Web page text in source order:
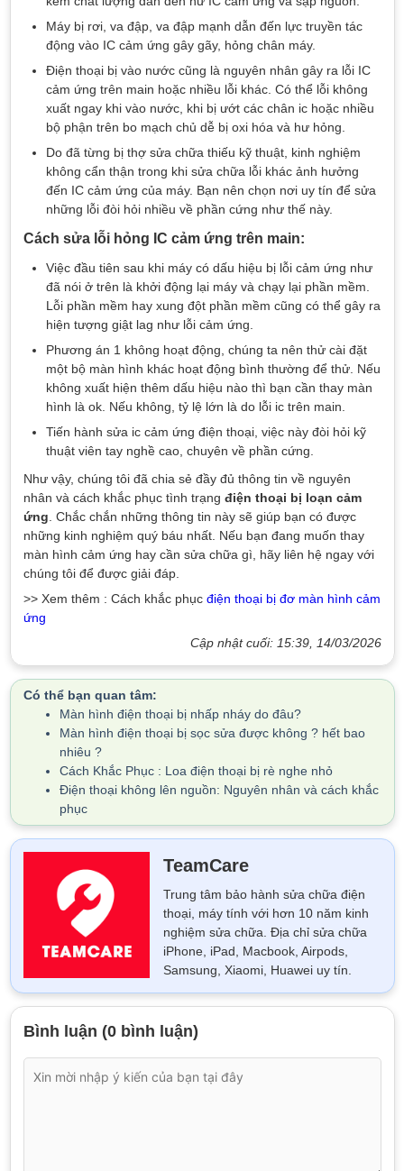
Máy bị rơi, va đập, va đập mạnh dẫn đến lực truyền tác
động vào IC cảm ứng gây gãy, hỏng chân máy.
Điện thoại bị vào nước cũng là nguyên nhân gây ra lỗi IC
cảm ứng trên main hoặc nhiều lỗi khác. Có thể lỗi không
xuất ngay khi vào nước, khi bị ướt các chân ic hoặc nhiều
bộ phận trên bo mạch chủ dễ bị oxi hóa và hư hỏng.
Do đã từng bị thợ sửa chữa thiếu kỹ thuật, kinh nghiệm
không cẩn thận trong khi sửa chữa lỗi khác ảnh hưởng
đến IC cảm ứng của máy. Bạn nên chọn nơi uy tín để sửa
những lỗi đòi hỏi nhiều về phần cứng như thế này.
Cách sửa lỗi hỏng IC cảm ứng trên main:
Việc đầu tiên sau khi máy có dấu hiệu bị lỗi cảm ứng như
đã nói ở trên là khởi động lại máy và chạy lại phần mềm.
Lỗi phần mềm hay xung đột phần mềm cũng có thể gây ra
hiện tượng giật lag như lỗi cảm ứng.
Phương án 1 không hoạt động, chúng ta nên thử cài đặt
một bộ màn hình khác hoạt động bình thường để thử. Nếu
không xuất hiện thêm dấu hiệu nào thì bạn cần thay màn
hình là ok. Nếu không, tỷ lệ lớn là do lỗi ic trên main.
Tiến hành sửa ic cảm ứng điện thoại, việc này đòi hỏi kỹ
thuật viên tay nghề cao, chuyên về phần cứng.
Như vậy, chúng tôi đã chia sẻ đầy đủ thông tin về nguyên
nhân và cách khắc phục tình trạng điện thoại bị loạn cảm
ứng . Chắc chắn những thông tin này sẽ giúp bạn có được
những kinh nghiệm quý báu nhất. Nếu bạn đang muốn thay
màn hình cảm ứng hay cần sửa chữa gì, hãy liên hệ ngay với
chúng tôi để được giải đáp.
>> Xem thêm : Cách khắc phục điện thoại bị đơ màn hình cảm
ứng
Cập nhật cuối: 15:39, 14/03/2026
Có thể bạn quan tâm:
Màn hình điện thoại bị nhấp nháy do đâu?
Màn hình điện thoại bị sọc sửa được không ? hết bao
nhiêu ?
Cách Khắc Phục : Loa điện thoại bị rè nghe nhỏ
Điện thoại không lên nguồn: Nguyên nhân và cách khắc
phục
TeamCare
Trung tâm bảo hành sửa chữa điện
thoại, máy tính với hơn 10 năm kinh
nghiệm sửa chữa. Địa chỉ sửa chữa
iPhone, iPad, Macbook, Airpods,
Samsung, Xiaomi, Huawei uy tín.
Bình luận (0 bình luận)